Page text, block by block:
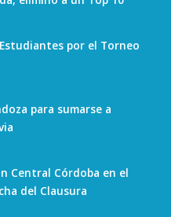
por el Torneo
para sumarse a
Central Córdoba en el
del Clausura